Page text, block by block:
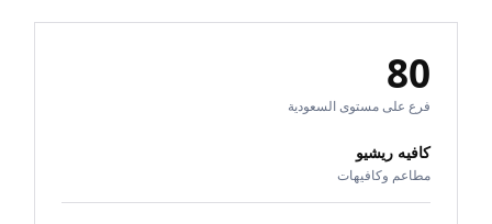
80
فرع على مستوى السعودية
كافيه ريشيو
مطاعم وكافيهات